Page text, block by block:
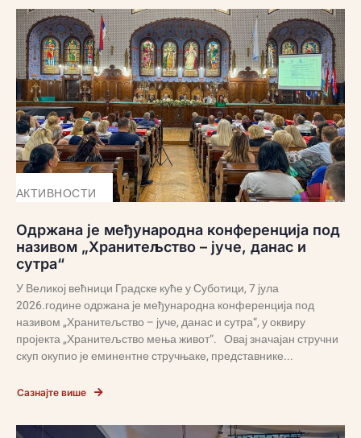
АКТИВНОСТИ
Одржана је међународна конференција под
називом „Хранитељство – јуче, данас и
сутра“
У Великој већници Градске куће у Суботици, 7 јула
2026.године одржана је међународна конференција под
називом „Хранитељство – јуче, данас и сутра“, у оквиру
пројекта „Хранитељство мења живот“. Овај значајан стручни
скуп окупио је еминентне стручњаке, представнике...
Сазнајте више